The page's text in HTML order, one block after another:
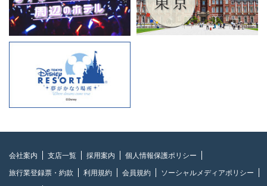
会社案内 支店一覧 採用案内
個人情報保護ポリシー
旅行業登録票・約款
利用規約 会員規約
ソーシャルメディアポリシー